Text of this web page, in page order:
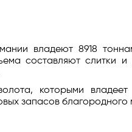
владеют 8918
составляют слитки и
которыми владеет
запасов благородного